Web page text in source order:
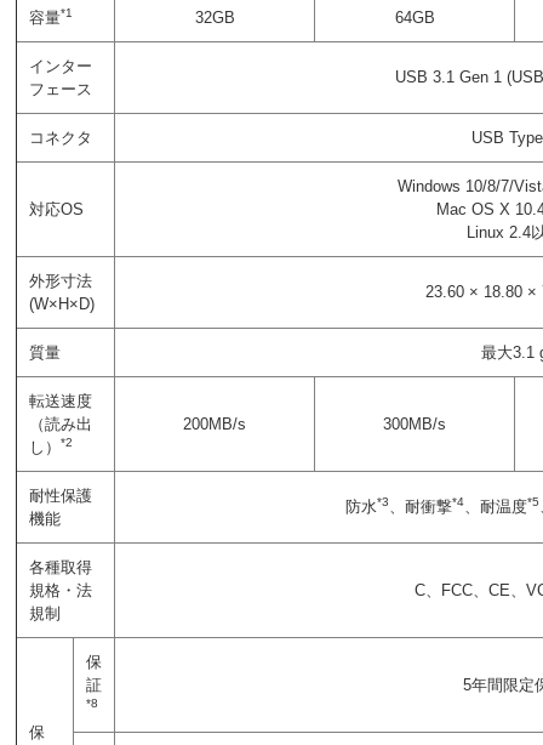
容量*1 32GB 64GB
インター
フェース
USB 3.1 Gen 1
コネクタ USB
対応OS
Windows 10/8/7/
Mac OS X
Linux 2.4
外形寸法
(W×H×D)
23.60 × 18.80 ×
質量 最大3.1
転送速度
（読み出
し）
*2
200MB/s 300MB/s
耐性保護
機能
防水*3、耐衝撃*4、耐温度*5
各種取得
規格・法
規制
C、FCC、CE、
保
保
証
*8
5年間限定